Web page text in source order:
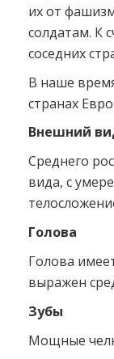
их от
солдатам. К
соседних
В наше
странах
Внешний
Среднего
вида, с
Голова
Голова
выражен
Зубы
Мощные